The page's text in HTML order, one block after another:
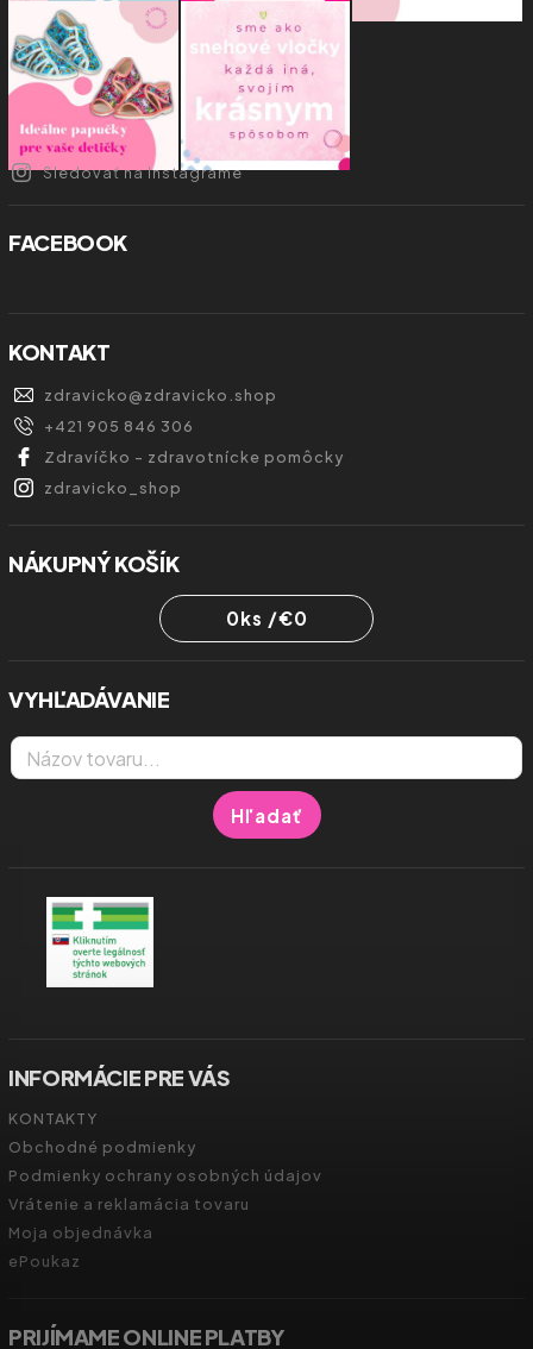
Sledovať na Instagrame
FACEBOOK
KONTAKT
zdravicko@zdravicko.shop
+421 905 846 306
Zdravíčko - zdravotnícke pomôcky
zdravicko_shop
NÁKUPNÝ KOŠÍK
0ks /€0
VYHĽADÁVANIE
Hľadať
INFORMÁCIE PRE VÁS
KONTAKTY
Obchodné podmienky
Podmienky ochrany osobných údajov
Vrátenie a reklamácia tovaru
Moja objednávka
ePoukaz
PRIJÍMAME ONLINE PLATBY